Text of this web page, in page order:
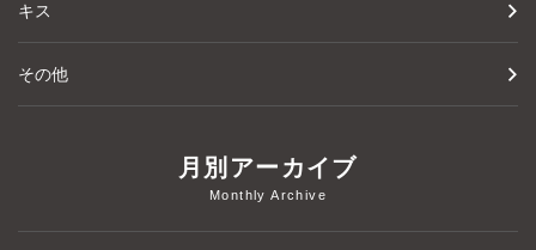
キス
その他
月別アーカイブ
Monthly Archive